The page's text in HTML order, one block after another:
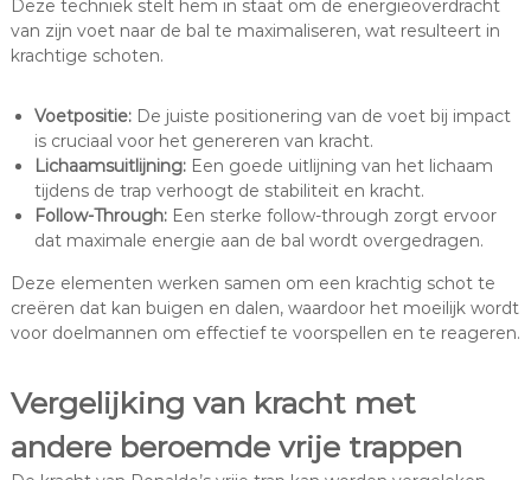
Deze techniek stelt hem in staat om de energieoverdracht
van zijn voet naar de bal te maximaliseren, wat resulteert in
krachtige schoten.
Voetpositie:De juiste positionering van de voet bij impact
is cruciaal voor het genereren van kracht.
Lichaamsuitlijning:Een goede uitlijning van het lichaam
tijdens de trap verhoogt de stabiliteit en kracht.
Follow-Through:Een sterke follow-through zorgt ervoor
dat maximale energie aan de bal wordt overgedragen.
Deze elementen werken samen om een krachtig schot te
creëren dat kan buigen en dalen, waardoor het moeilijk wordt
voor doelmannen om effectief te voorspellen en te reageren.
Vergelijking van kracht met
andere beroemde vrije trappen